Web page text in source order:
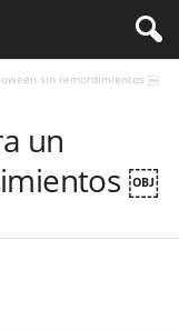
sin remordimientos ￼
un
￼